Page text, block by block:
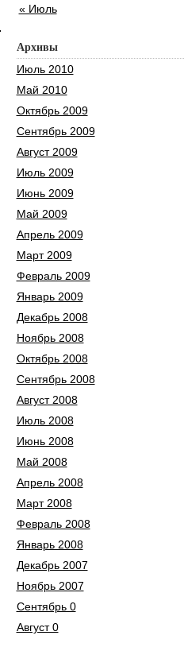
« Июль
Архивы
Июль 2010
Май 2010
Октябрь 2009
Сентябрь 2009
Август 2009
Июль 2009
Июнь 2009
Май 2009
Апрель 2009
Март 2009
Февраль 2009
Январь 2009
Декабрь 2008
Ноябрь 2008
Октябрь 2008
Сентябрь 2008
Август 2008
Июль 2008
Июнь 2008
Май 2008
Апрель 2008
Март 2008
Февраль 2008
Январь 2008
Декабрь 2007
Ноябрь 2007
Сентябрь 0
Август 0